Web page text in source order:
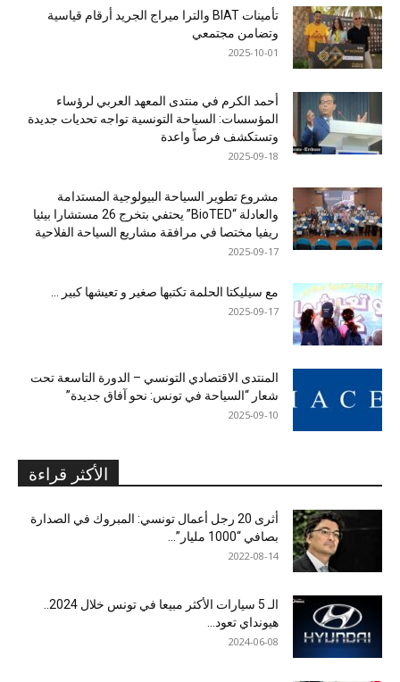
تأمينات BIAT والترا ميراج الجريد أرقام قياسية
وتضامن مجتمعي
2025-10-01
أحمد الكرم في منتدى المعهد العربي لرؤساء
المؤسسات: السياحة التونسية تواجه تحديات جديدة
وتستكشف فرصاً واعدة
2025-09-18
مشروع تطوير السياحة البيولوجية المستدامة
والعادلة “BioTED” يحتفي بتخرج 26 مستشارا بيئيا
ريفيا مختصا في مرافقة مشاريع السياحة الفلاحية
2025-09-17
مع سيليكتا الحلمة تكتبها صغير و تعيشها كبير …
2025-09-17
المنتدى الاقتصادي التونسي – الدورة التاسعة تحت
شعار “السياحة في تونس: نحو آفاق جديدة”
2025-09-10
الأكثر قراءة
أثرى 20 رجل أعمال تونسي: المبروك في الصدارة
بصافي “1000 مليار”...
2022-08-14
الـ 5 سيارات الأكثر مبيعا في تونس خلال 2024..
هيونداي تعود...
2024-06-08